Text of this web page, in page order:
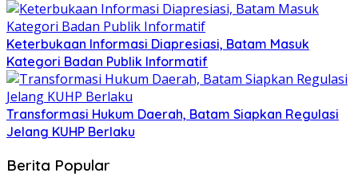
Keterbukaan Informasi Diapresiasi, Batam Masuk
Kategori Badan Publik Informatif
Transformasi Hukum Daerah, Batam Siapkan Regulasi
Jelang KUHP Berlaku
Berita Popular